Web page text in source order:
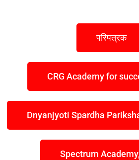
परिपत्रक
CRG Academy for
Dnyanjyoti Spardha
Spectrum